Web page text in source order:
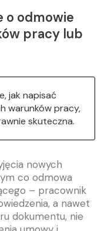
o odmowie
pracy lub
jak napisać
warunków pracy,
skuteczna.
nowych
co odmowa
– pracownik
a nawet
dokumentu, nie